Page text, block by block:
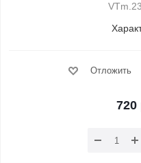
Отложить
720